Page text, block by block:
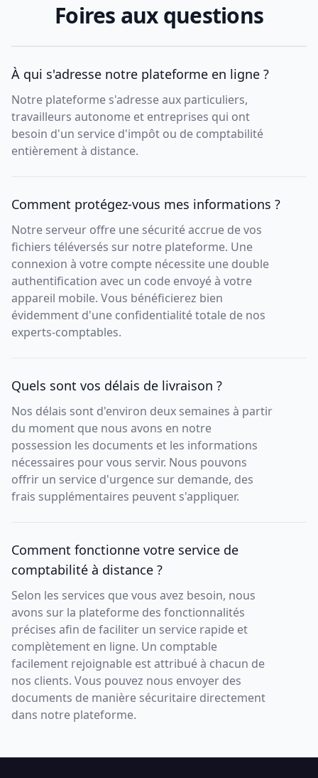
Foires aux questions
À qui s'adresse notre plateforme en ligne ?
Notre plateforme s'adresse aux particuliers,
travailleurs autonome et entreprises qui ont
besoin d'un service d'impôt ou de comptabilité
entièrement à distance.
Comment protégez-vous mes informations ?
Notre serveur offre une sécurité accrue de vos
fichiers téléversés sur notre plateforme. Une
connexion à votre compte nécessite une double
authentification avec un code envoyé à votre
appareil mobile. Vous bénéficierez bien
évidemment d'une confidentialité totale de nos
experts-comptables.
Quels sont vos délais de livraison ?
Nos délais sont d'environ deux semaines à partir
du moment que nous avons en notre
possession les documents et les informations
nécessaires pour vous servir. Nous pouvons
offrir un service d'urgence sur demande, des
frais supplémentaires peuvent s'appliquer.
Comment fonctionne votre service de
comptabilité à distance ?
Selon les services que vous avez besoin, nous
avons sur la plateforme des fonctionnalités
précises afin de faciliter un service rapide et
complètement en ligne. Un comptable
facilement rejoignable est attribué à chacun de
nos clients. Vous pouvez nous envoyer des
documents de manière sécuritaire directement
dans notre plateforme.